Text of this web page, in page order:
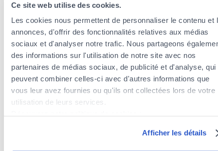
Ce site web utilise des cookies.
Les cookies nous permettent de personnaliser le contenu et
annonces, d'offrir des fonctionnalités relatives aux médias
sociaux et d'analyser notre trafic. Nous partageons
des informations sur l'utilisation de notre site avec nos
partenaires de médias sociaux, de publicité et d'analyse, qui
peuvent combiner celles-ci avec d'autres informations que
vous leur avez fournies ou qu'ils ont collectées lors de votre
utilisation de leurs services.
Afficher les détails
Insurance agents near the municipality of
Insurance agents in the municipality of Luxembourg